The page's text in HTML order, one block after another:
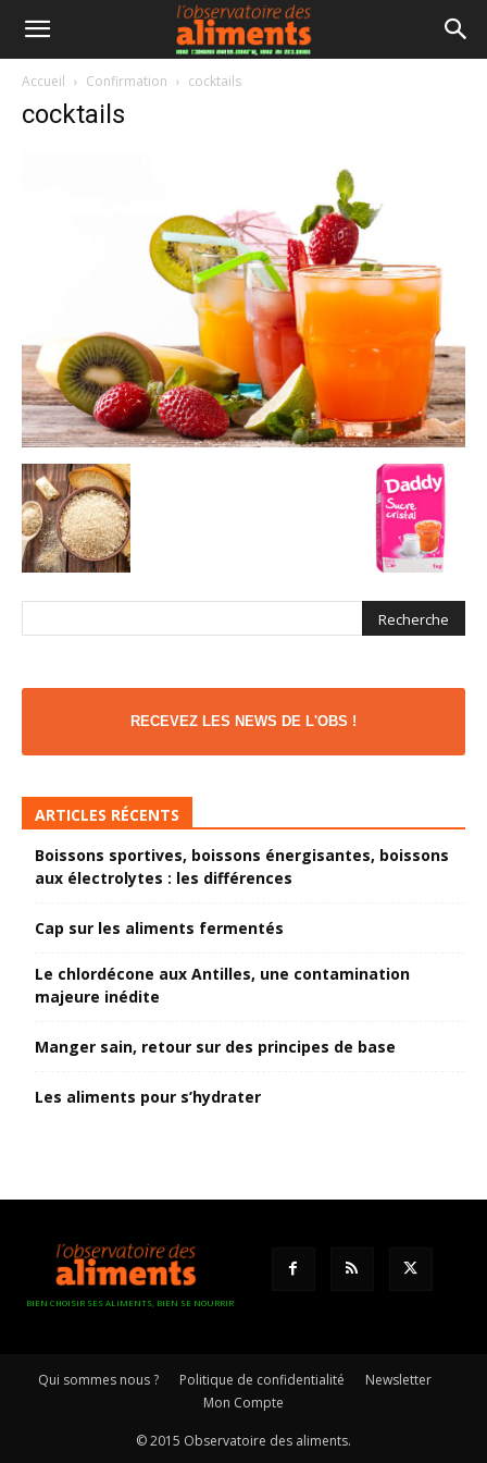
Accueil Confirmation cocktails
cocktails
RECEVEZ LES NEWS DE L'OBS !
ARTICLES RÉCENTS
Boissons sportives, boissons énergisantes, boissons
aux électrolytes : les différences
Cap sur les aliments fermentés
Le chlordécone aux Antilles, une contamination
majeure inédite
Manger sain, retour sur des principes de base
Les aliments pour s’hydrater
BIEN CHOISIR SES ALIMENTS, BIEN SE NOURRIR
Qui sommes nous ? Politique de confidentialité
Newsletter
Mon Compte
© 2015 Observatoire des aliments.